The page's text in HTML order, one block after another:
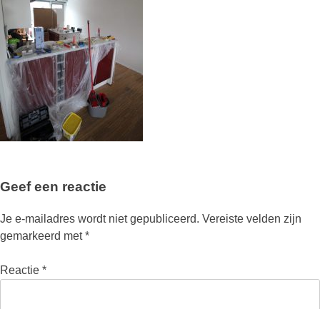
Geef een reactie
Je e-mailadres wordt niet gepubliceerd. Vereiste velden zijn
gemarkeerd met*
Reactie *